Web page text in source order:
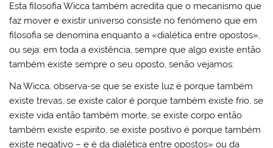
Esta filosofia Wicca também acredita que o mecanismo que
faz mover e existir universo consiste no fenómeno que em
filosofia se denomina enquanto a «dialética entre opostos»,
ou seja: em toda a existência, sempre que algo existe então
também existe sempre o seu oposto, senão vejamos:
Na Wicca, observa-se que se existe luz é porque também
existe trevas, se existe calor é porque também existe frio, se
existe vida então também morte, se existe corpo então
também existe espirito, se existe positivo é porque também
existe negativo – e é da dialética entre opostos» ou da